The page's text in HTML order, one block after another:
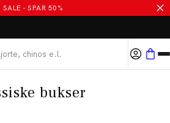
SALE - SPAR 50%
bukser